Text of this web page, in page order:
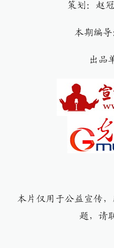
策划：赵
本期编
出品
本片仅用于公益宣传
题，请